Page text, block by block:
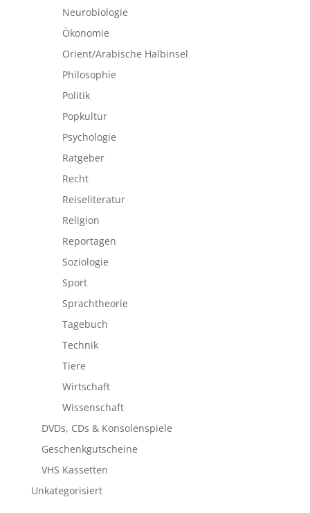
Neurobiologie
Ökonomie
Orient/Arabische Halbinsel
Philosophie
Politik
Popkultur
Psychologie
Ratgeber
Recht
Reiseliteratur
Religion
Reportagen
Soziologie
Sport
Sprachtheorie
Tagebuch
Technik
Tiere
Wirtschaft
Wissenschaft
DVDs, CDs & Konsolenspiele
Geschenkgutscheine
VHS Kassetten
Unkategorisiert